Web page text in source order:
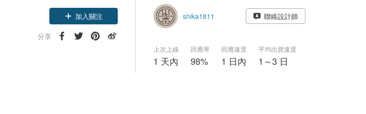
加入關注
分享
shika1811 聯絡設計師
上次上線
1 天內
回應率
98%
回應速度
1 日內
平均出貨速度
1～3 日